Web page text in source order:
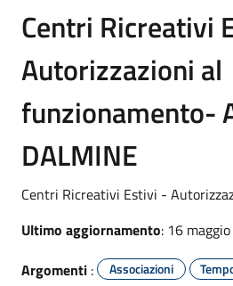
Centri Ricreativi
Autorizzazioni al
funzionamento-
DALMINE
Centri Ricreativi Estivi -
Ultimo aggiornamento: 16
Argomenti : Associazioni